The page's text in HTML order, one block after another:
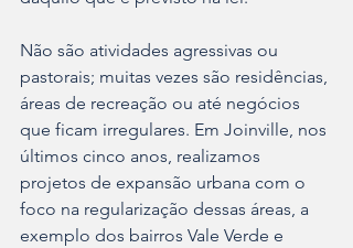
Não são atividades agressivas ou
pastorais; muitas vezes são residências,
áreas de recreação ou até negócios
que ficam irregulares. Em Joinville, nos
últimos cinco anos, realizamos
projetos de expansão urbana com o
foco na regularização dessas áreas, a
exemplo dos bairros Vale Verde e